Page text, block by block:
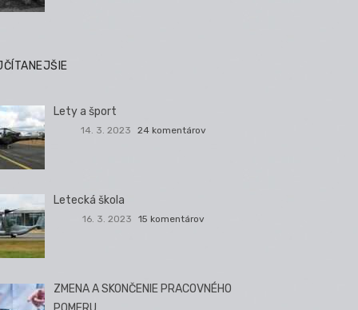
Lety a šport
14. 3. 2023 24 komentárov
Letecká škola
16. 3. 2023 15 komentárov
ZMENA A SKONČENIE PRACOVNÉHO